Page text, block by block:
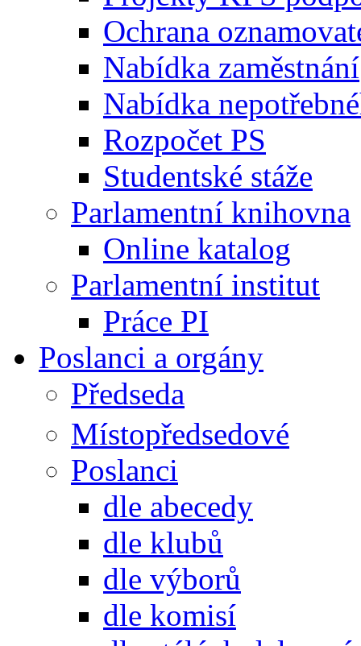
Ochrana
Nabídka zaměstnání
Nabídka
Rozpočet PS
Studentské stáže
Parlamentní knihovna
Online katalog
Parlamentní institut
Práce PI
Poslanci a orgány
Předseda
Místopředsedové
Poslanci
dle abecedy
dle klubů
dle výborů
dle komisí